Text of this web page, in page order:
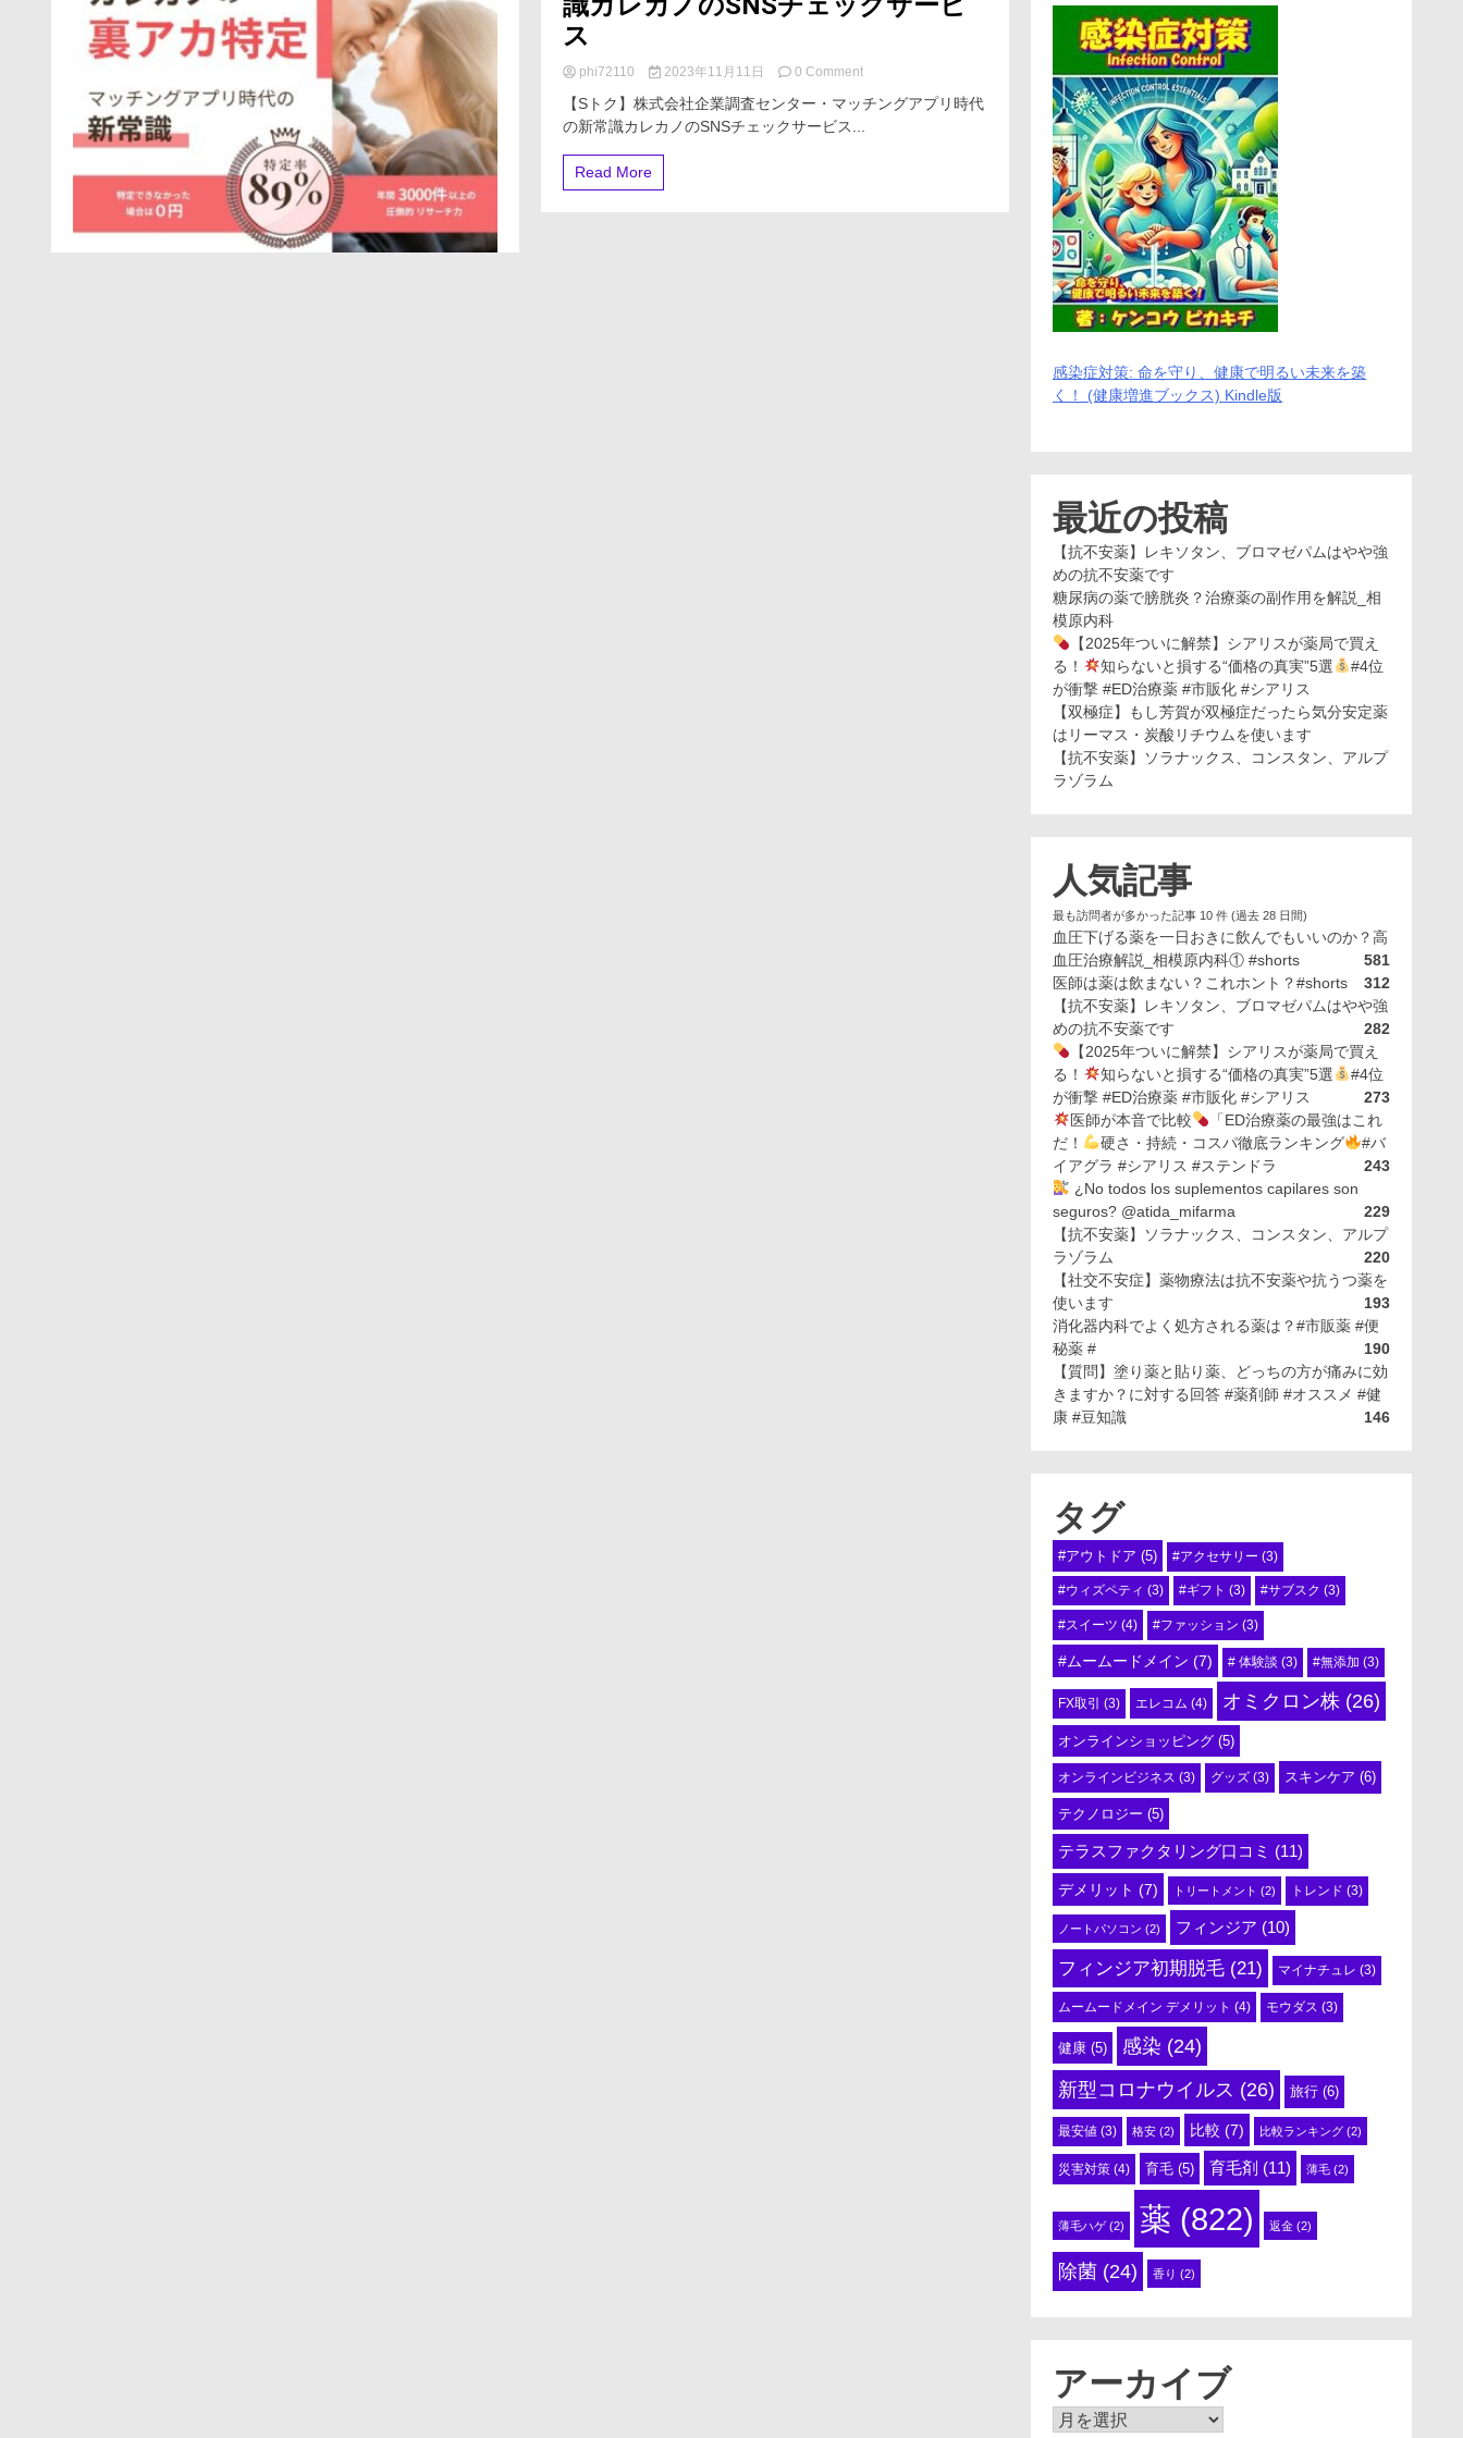
ス
phi72110 2023年11月11日 0 Commenton
ト
ク】
【Sトク】株式会社企業調査センター・マッチングアプリ時代
の新常識カレカノのSNSチェックサービス...
Read More
感染症対策: 命を守り、健康で明るい未来を築
く！ (健康増進ブックス) Kindle版
最近の投稿
【抗不安薬】レキソタン、ブロマゼパムはやや強
めの抗不安薬です
糖尿病の薬で膀胱炎？治療薬の副作用を解説_相
模原内科
【2025年ついに解禁】シアリスが薬局で買え
る！
知らないと損する“価格の真実”5選
#4位
が衝撃 #ED治療薬 #市販化 #シアリス
【双極症】もし芳賀が双極症だったら気分安定薬
はリーマス・炭酸リチウムを使います
【抗不安薬】ソラナックス、コンスタン、アルプ
ラゾラム
人気記事
最も訪問者が多かった記事 10 件 (過去 28 日間)
血圧下げる薬を一日おきに飲んでもいいのか？高
血圧治療解説_相模原内科① #shorts
581
医師は薬は飲まない？これホント？#shorts
312
【抗不安薬】レキソタン、ブロマゼパムはやや強
めの抗不安薬です
282
【2025年ついに解禁】シアリスが薬局で買え
る！
知らないと損する“価格の真実”5選
#4位
が衝撃 #ED治療薬 #市販化 #シアリス
273
医師が本音で比較
「ED治療薬の最強はこれ
だ！
硬さ・持続・コスパ徹底ランキング
#バ
イアグラ #シアリス #ステンドラ
243
¿No todos los suplementos capilares son
seguros? @atida_mifarma
229
【抗不安薬】ソラナックス、コンスタン、アルプ
ラゾラム
220
【社交不安症】薬物療法は抗不安薬や抗うつ薬を
使います
193
消化器内科でよく処方される薬は？#市販薬 #便
秘薬 #
190
【質問】塗り薬と貼り薬、どっちの方が痛みに効
きますか？に対する回答 #薬剤師 #オススメ #健
康 #豆知識
146
タグ
#アウトドア (5) #アクセサリー (3)
#ウィズペティ (3) #ギフト (3) #サブスク (3)
#スイーツ (4) #ファッション (3)
#ムームードメイン (7) # 体験談 (3) #無添加 (3)
FX取引 (3) エレコム (4) オミクロン株 (26)
オンラインショッピング (5)
オンラインビジネス (3) グッズ (3) スキンケア (6)
テクノロジー (5)
テラスファクタリング口コミ (11)
デメリット (7) トリートメント (2) トレンド (3)
ノートパソコン (2) フィンジア (10)
フィンジア初期脱毛 (21) マイナチュレ (3)
ムームードメイン デメリット (4) モウダス (3)
健康 (5) 感染 (24)
新型コロナウイルス (26) 旅行 (6)
最安値 (3) 格安 (2) 比較 (7) 比較ランキング (2)
災害対策 (4) 育毛 (5) 育毛剤 (11) 薄毛 (2)
薄毛ハゲ(2) 薬 (822) 返金 (2)
除菌 (24) 香り (2)
アーカイブ
ア